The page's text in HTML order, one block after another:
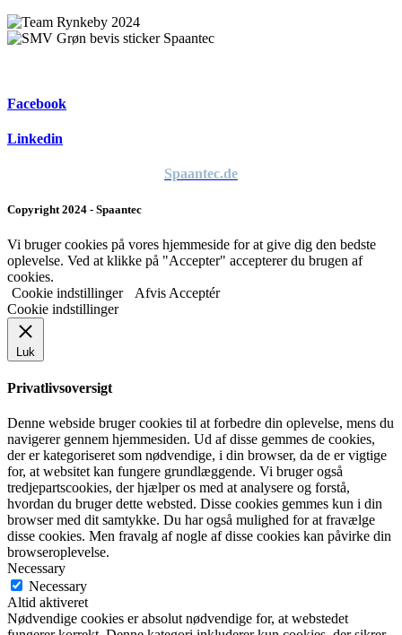
Facebook
Linkedin
Spaantec.de
Copyright 2024 - Spaantec
Vi bruger cookies på vores hjemmeside for at give dig den bedste
oplevelse. Ved at klikke på "Accepter" accepterer du brugen af
cookies.
Cookie indstillinger
Afvis Acceptér
Cookie indstillinger
Luk
Privatlivsoversigt
Denne webside bruger cookies til at forbedre din oplevelse, mens du
navigerer gennem hjemmesiden. Ud af disse gemmes de cookies,
der er kategoriseret som nødvendige, i din browser, da de er vigtige
for, at websitet kan fungere grundlæggende. Vi bruger også
tredjepartscookies, der hjælper os med at analysere og forstå,
hvordan du bruger dette websted. Disse cookies gemmes kun i din
browser med dit samtykke. Du har også mulighed for at fravælge
disse cookies. Men fravalg af nogle af disse cookies kan påvirke din
browseroplevelse.
Necessary
Necessary
Altid aktiveret
Nødvendige cookies er absolut nødvendige for, at webstedet